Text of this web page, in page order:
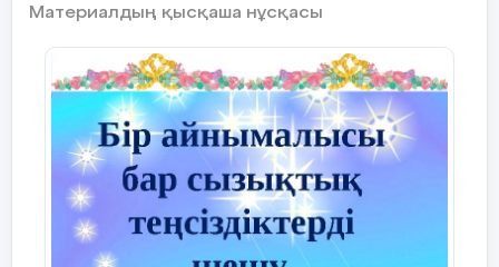
өткен тақырыпты еске түсіру
Материалдың қысқаша нұсқасы